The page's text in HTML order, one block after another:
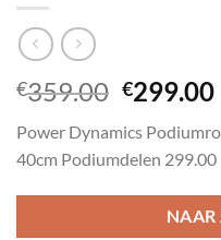
€359.00
was:
€359.00.
€299.00
Power Dynamics
40cm Podiumdelen 299.00
NAAR